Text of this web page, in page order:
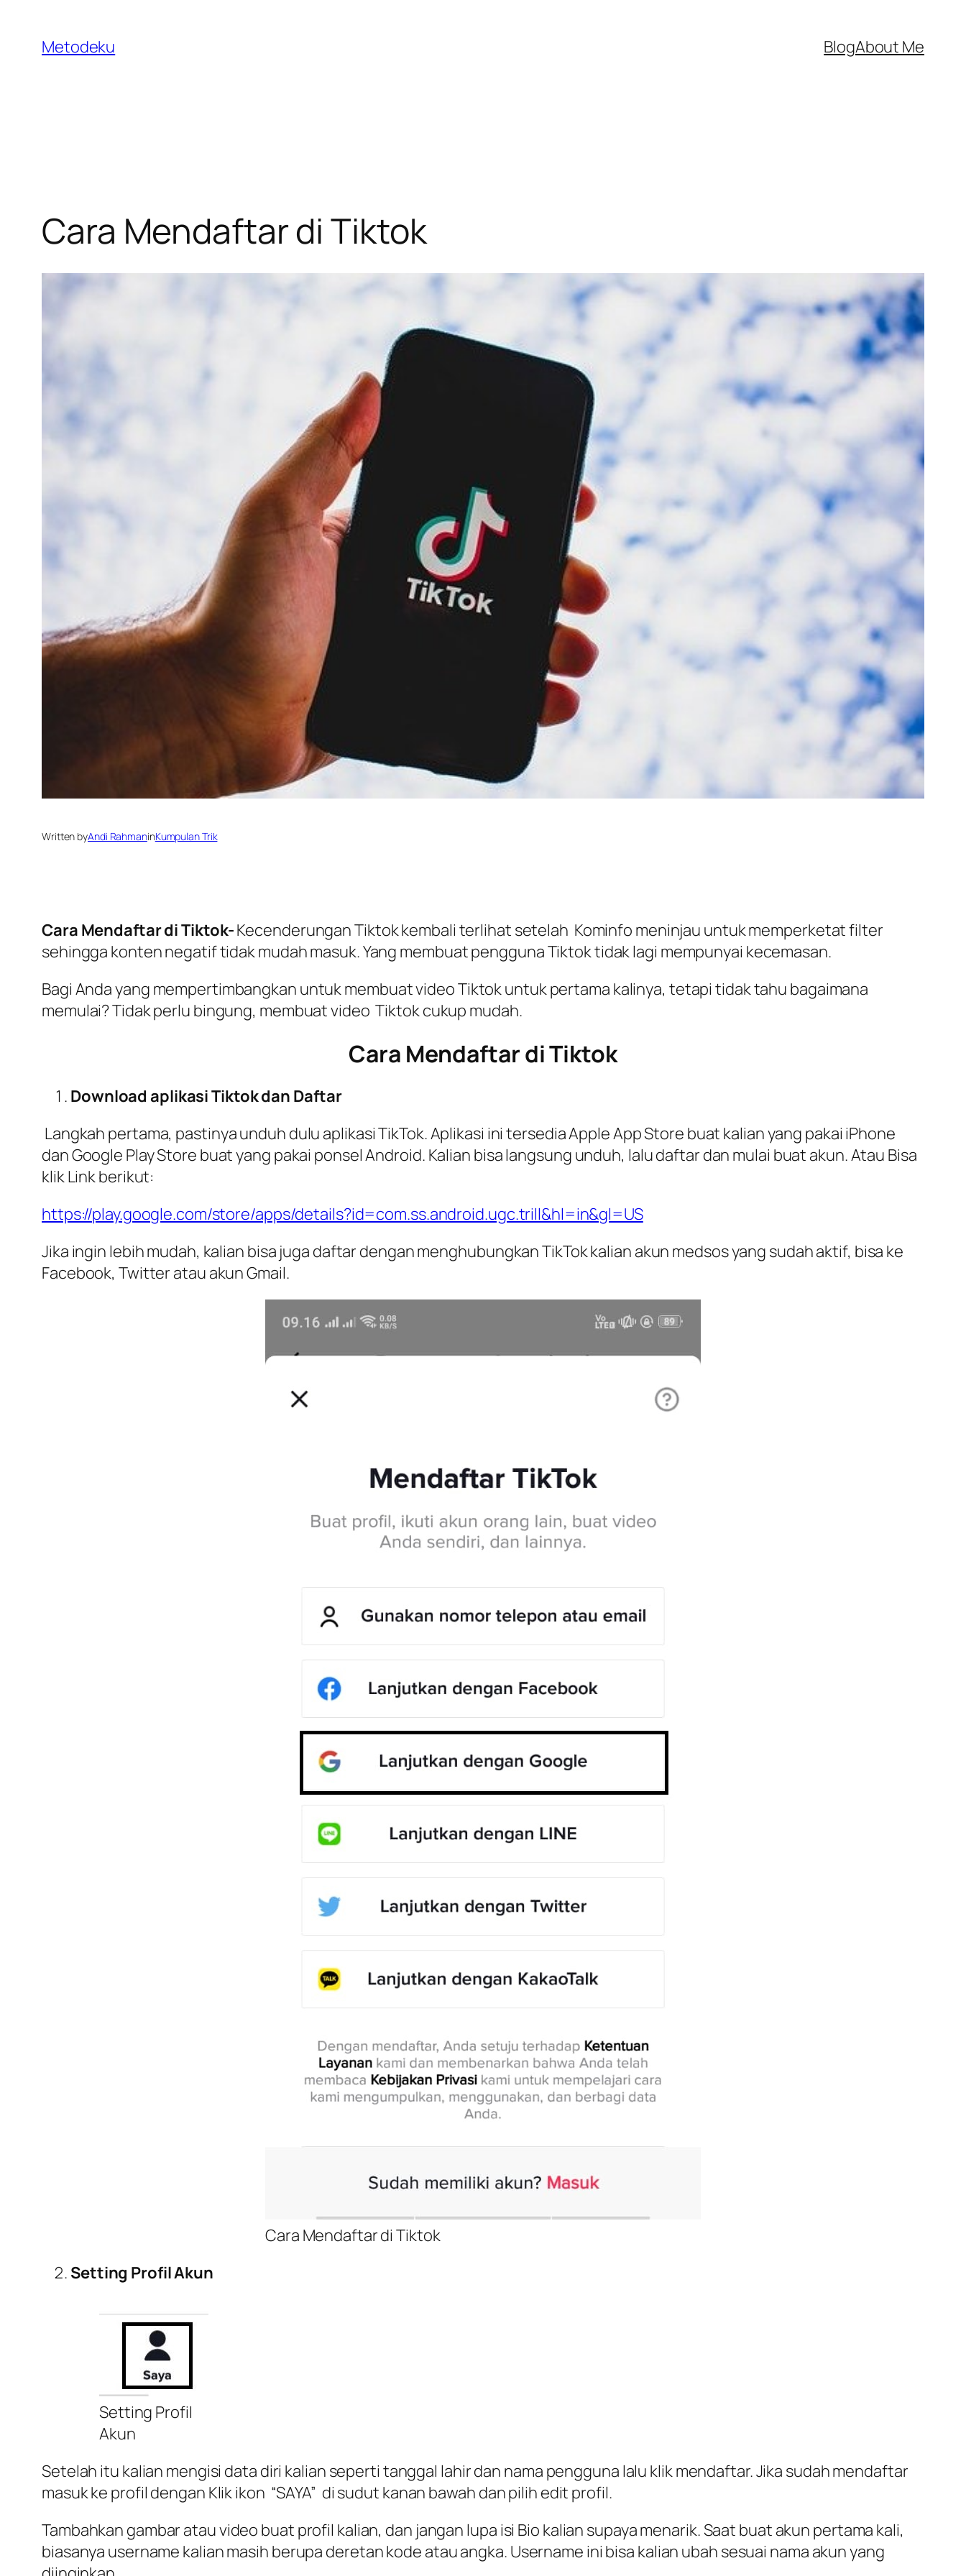
content
Metodeku BlogAbout Me
Cara Mendaftar di Tiktok
Written byAndi RahmaninKumpulan Trik
Cara Mendaftar di Tiktok-Kecenderungan Tiktok kembali terlihat setelah Kominfo meninjau untuk memperketat filter
sehingga konten negatif tidak mudah masuk. Yang membuat pengguna Tiktok tidak lagi mempunyai kecemasan.
Bagi Anda yang mempertimbangkan untuk membuat video Tiktok untuk pertama kalinya, tetapi tidak tahu bagaimana
memulai? Tidak perlu bingung, membuat video Tiktok cukup mudah.
Cara Mendaftar di Tiktok
Download aplikasi Tiktok dan Daftar
Langkah pertama, pastinya unduh dulu aplikasi TikTok. Aplikasi ini tersedia Apple App Store buat kalian yang pakai iPhone
dan Google Play Store buat yang pakai ponsel Android. Kalian bisa langsung unduh, lalu daftar dan mulai buat akun. Atau Bisa
klik Link berikut:
https://play.google.com/store/apps/details?id=com.ss.android.ugc.trill&hl=in&gl=US
Jika ingin lebih mudah, kalian bisa juga daftar dengan menghubungkan TikTok kalian akun medsos yang sudah aktif, bisa ke
Facebook, Twitter atau akun Gmail.
Cara Mendaftar di Tiktok
Setting Profil Akun
Setting Profil
Akun
Setelah itu kalian mengisi data diri kalian seperti tanggal lahir dan nama pengguna lalu klik mendaftar. Jika sudah mendaftar
masuk ke profil dengan Klik ikon “SAYA” di sudut kanan bawah dan pilih edit profil.
Tambahkan gambar atau video buat profil kalian, dan jangan lupa isi Bio kalian supaya menarik. Saat buat akun pertama kali,
biasanya username kalian masih berupa deretan kode atau angka. Username ini bisa kalian ubah sesuai nama akun yang